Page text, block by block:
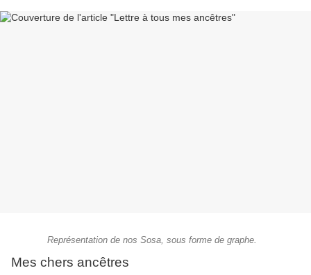
Représentation de nos Sosa, sous forme de graphe.
Mes chers ancêtres